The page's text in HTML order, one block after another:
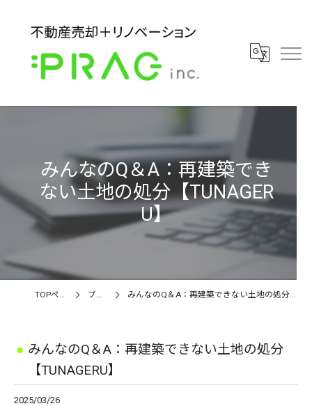
みんなのQ＆A：再建築でき
ない土地の処分【TUNAGER
U】
TOPページ ブログ みんなのQ＆A：再建築できない土地の処分【TUNAGERU】
みんなのQ＆A：再建築できない土地の処分
【TUNAGERU】
2025/03/26